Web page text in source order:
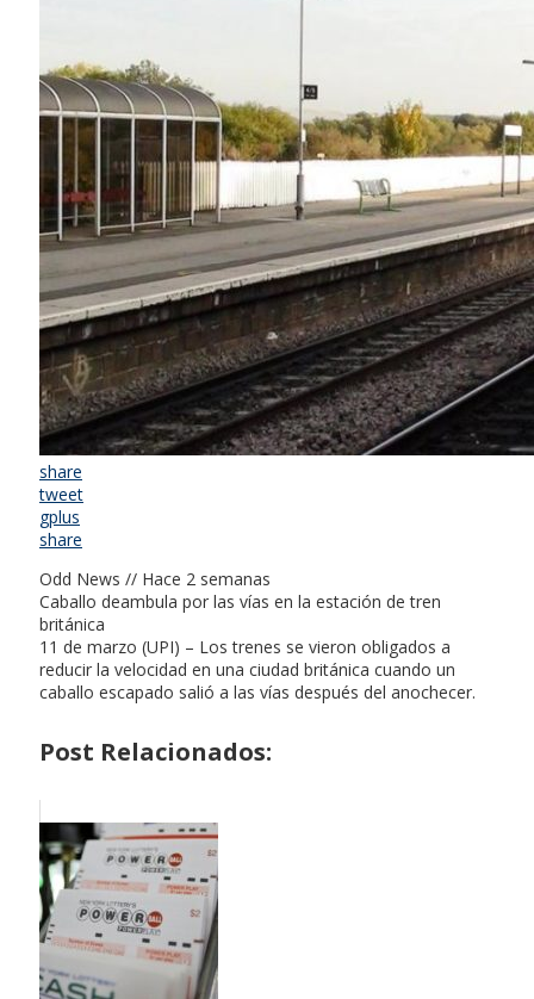
share
tweet
gplus
share
Odd News // Hace 2 semanas
Caballo deambula por las vías en la estación de tren
británica
11 de marzo (UPI) – Los trenes se vieron obligados a
reducir la velocidad en una ciudad británica cuando un
caballo escapado salió a las vías después del anochecer.
Post Relacionados: